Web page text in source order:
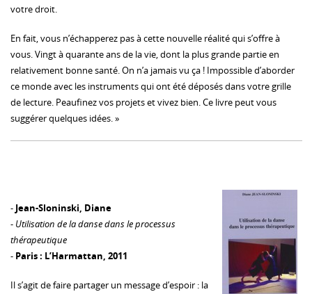
votre droit.
En fait, vous n’échapperez pas à cette nouvelle réalité qui s’offre à
vous. Vingt à quarante ans de la vie, dont la plus grande partie en
relativement bonne santé. On n’a jamais vu ça ! Impossible d’aborder
ce monde avec les instruments qui ont été déposés dans votre grille
de lecture. Peaufinez vos projets et vivez bien. Ce livre peut vous
suggérer quelques idées. »
- Jean-Sloninski, Diane
- Utilisation de la danse dans le processus
thérapeutique
- Paris : L’Harmattan, 2011
Il s’agit de faire partager un message d’espoir : la